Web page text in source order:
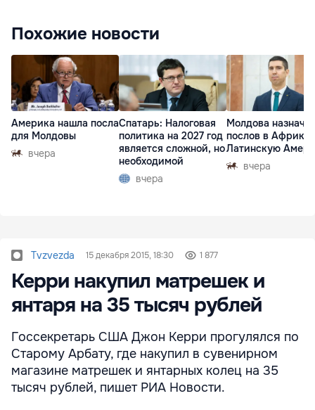
Похожие новости
Америка нашла посла
для Молдовы
вчера
Спатарь: Налоговая
политика на 2027 год
является сложной, но
необходимой
вчера
Молдова
послов в Африку
Латинскую
вчера
Tvzvezda 15 декабря 2015, 18:30 1 877
Керри накупил матрешек и
янтаря на 35 тысяч рублей
Госсекретарь США Джон Керри прогулялся по
Старому Арбату, где накупил в сувенирном
магазине матрешек и янтарных колец на 35
тысяч рублей, пишет РИА Новости.